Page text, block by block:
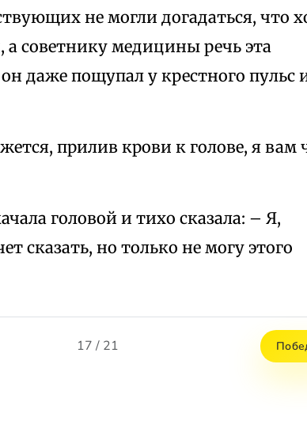
не могли догадаться, что
советнику медицины речь эта
даже пощупал у крестного пульс
прилив крови к голове, я вам
головой и тихо сказала: – Я,
сказать, но только не могу этого
17 / 21